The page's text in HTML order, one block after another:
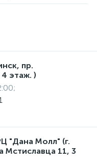
пр.
этаж. )
"Дана Молл" (г.
Мстиславца 11, 3